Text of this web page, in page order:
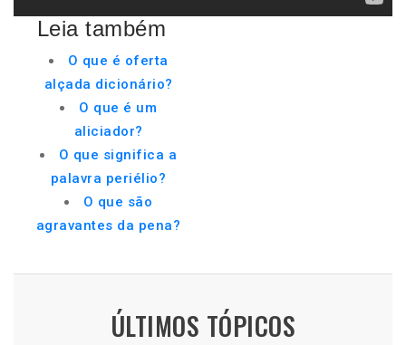
Leia também
O que é oferta
alçada dicionário?
O que é um
aliciador?
O que significa a
palavra periélio?
O que são
agravantes da pena?
ÚLTIMOS TÓPICOS